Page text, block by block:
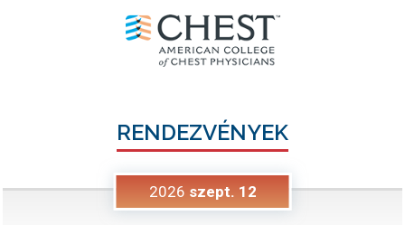
RENDEZVÉNYEK
2026 szept. 12